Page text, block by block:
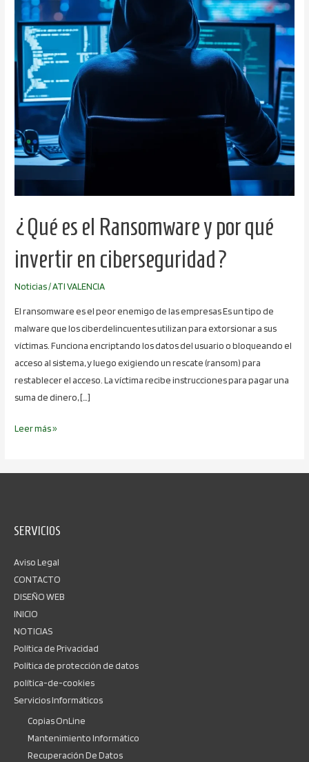
¿Qué es el Ransomware y por qué
invertir en ciberseguridad?
Noticias/ATI VALENCIA
El ransomware es el peor enemigo de las empresas Es un tipo de
malware que los ciberdelincuentes utilizan para extorsionar a sus
víctimas. Funciona encriptando los datos del usuario o bloqueando el
acceso al sistema, y luego exigiendo un rescate (ransom) para
restablecer el acceso. La víctima recibe instrucciones para pagar una
suma de dinero, […]
por
qué
invertir
en
ciberseguridad?
Leer más »
SERVICIOS
Aviso Legal
CONTACTO
DISEÑO WEB
INICIO
NOTICIAS
Política de Privacidad
Política de protección de datos
política-de-cookies
Servicios Informáticos
Copias OnLine
Mantenimiento Informático
Recuperación De Datos